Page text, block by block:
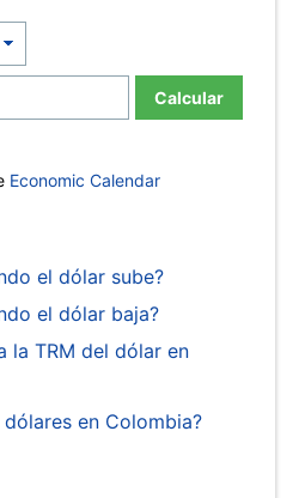
Calcular
Economic Calendar
el dólar sube?
el dólar baja?
la TRM del dólar en
en Colombia?